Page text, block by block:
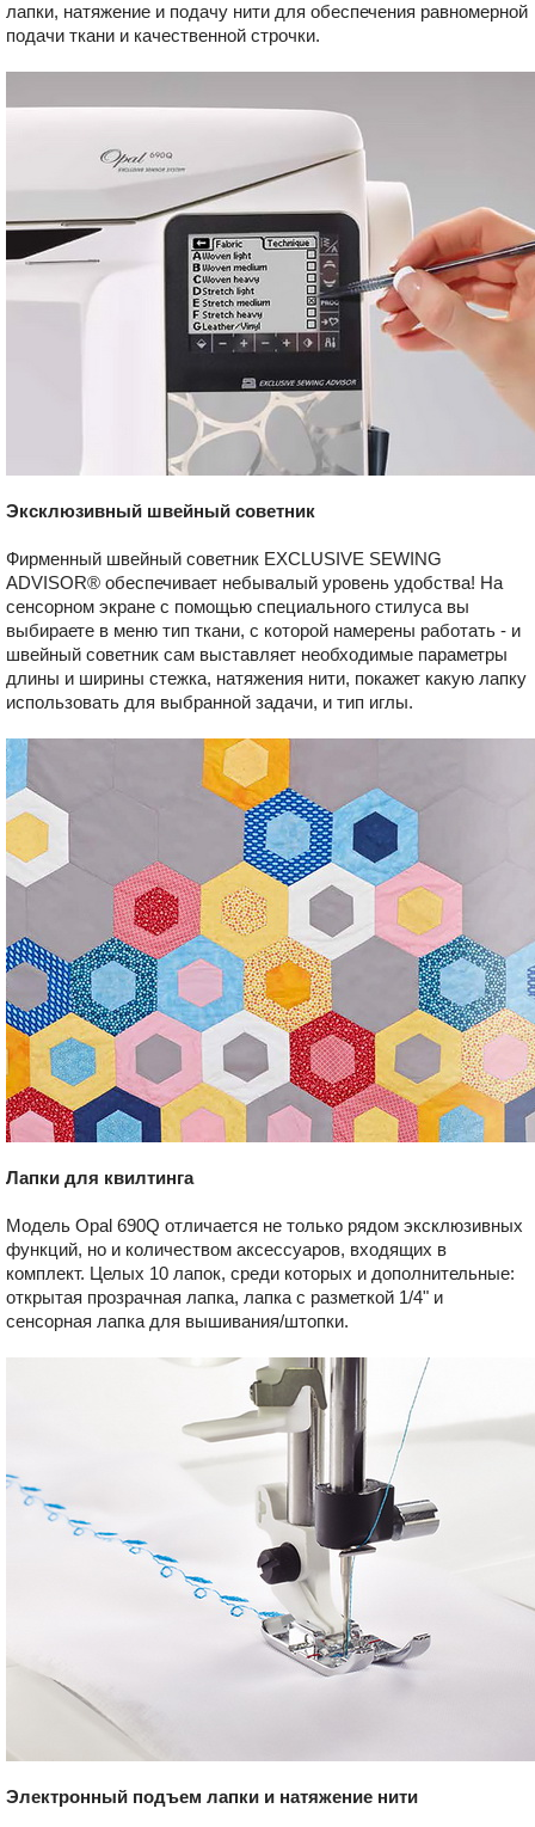
лапки, натяжение и подачу нити для обеспечения равномерной
подачи ткани и качественной строчки.
Эксклюзивный швейный советник
Фирменный швейный советник EXCLUSIVE SEWING
ADVISOR® обеспечивает небывалый уровень удобства! На
сенсорном экране с помощью специального стилуса вы
выбираете в меню тип ткани, с которой намерены работать - и
швейный советник сам выставляет необходимые параметры
длины и ширины стежка, натяжения нити, покажет какую лапку
использовать для выбранной задачи, и тип иглы.
Лапки для квилтинга
Модель Opal 690Q отличается не только рядом эксклюзивных
функций, но и количеством аксессуаров, входящих в
комплект. Целых 10 лапок, среди которых и дополнительные:
открытая прозрачная лапка, лапка с разметкой 1/4" и
сенсорная лапка для вышивания/штопки.
Электронный подъем лапки и натяжение нити